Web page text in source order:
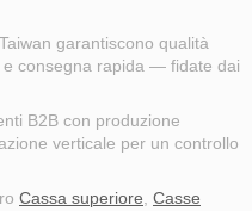
garantiscono qualità
e consegna rapida — fidate dai
B2B con produzione
verticale per un controllo
Cassa superiore, Casse